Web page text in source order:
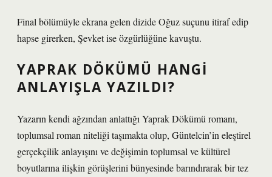
Final bölümüyle ekrana gelen dizide Oğuz suçunu itiraf edip
hapse girerken, Şevket ise özgürlüğüne kavuştu.
YAPRAK DÖKÜMÜ HANGI
ANLAYIŞLA YAZILDI?
Yazarın kendi ağzından anlattığı Yaprak Dökümü romanı,
toplumsal roman niteliği taşımakta olup, Güntelcin’in eleştirel
gerçekçilik anlayışını ve değişimin toplumsal ve kültürel
boyutlarına ilişkin görüşlerini bünyesinde barındırarak bir tez